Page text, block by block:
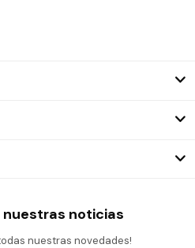
noticias
nuestras novedades!